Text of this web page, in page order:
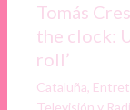
Tomás
the clock:
roll’
Cataluña,